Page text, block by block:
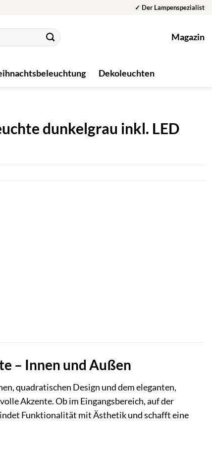
✓ Der Lampenspezialist
Magazin
Dekoleuchten
dunkelgrau inkl. LED
– Innen und Außen
quadratischen Design und dem eleganten,
Akzente. Ob im Eingangsbereich, auf der
Funktionalität mit Ästhetik und schafft eine